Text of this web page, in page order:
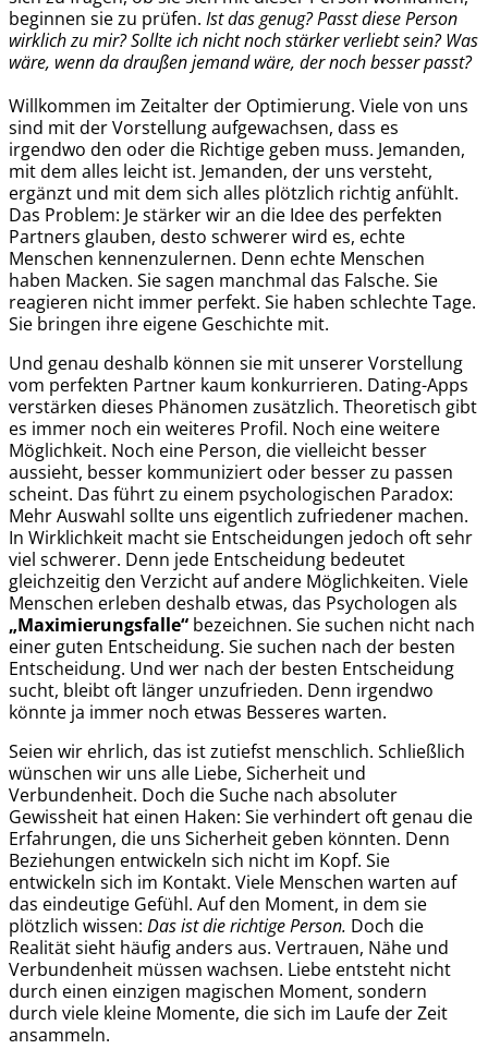
beginnen sie zu prüfen. Ist das genug? Passt diese Person
wirklich zu mir? Sollte ich nicht noch stärker verliebt sein? Was
wäre, wenn da draußen jemand wäre, der noch besser passt?
Willkommen im Zeitalter der Optimierung. Viele von uns
sind mit der Vorstellung aufgewachsen, dass es
irgendwo den oder die Richtige geben muss. Jemanden,
mit dem alles leicht ist. Jemanden, der uns versteht,
ergänzt und mit dem sich alles plötzlich richtig anfühlt.
Das Problem: Je stärker wir an die Idee des perfekten
Partners glauben, desto schwerer wird es, echte
Menschen kennenzulernen. Denn echte Menschen
haben Macken. Sie sagen manchmal das Falsche. Sie
reagieren nicht immer perfekt. Sie haben schlechte Tage.
Sie bringen ihre eigene Geschichte mit.
Und genau deshalb können sie mit unserer Vorstellung
vom perfekten Partner kaum konkurrieren. Dating-Apps
verstärken dieses Phänomen zusätzlich. Theoretisch gibt
es immer noch ein weiteres Profil. Noch eine weitere
Möglichkeit. Noch eine Person, die vielleicht besser
aussieht, besser kommuniziert oder besser zu passen
scheint. Das führt zu einem psychologischen Paradox:
Mehr Auswahl sollte uns eigentlich zufriedener machen.
In Wirklichkeit macht sie Entscheidungen jedoch oft sehr
viel schwerer. Denn jede Entscheidung bedeutet
gleichzeitig den Verzicht auf andere Möglichkeiten. Viele
Menschen erleben deshalb etwas, das Psychologen als
„Maximierungsfalle“ bezeichnen. Sie suchen nicht nach
einer guten Entscheidung. Sie suchen nach der besten
Entscheidung. Und wer nach der besten Entscheidung
sucht, bleibt oft länger unzufrieden. Denn irgendwo
könnte ja immer noch etwas Besseres warten.
Seien wir ehrlich, das ist zutiefst menschlich. Schließlich
wünschen wir uns alle Liebe, Sicherheit und
Verbundenheit. Doch die Suche nach absoluter
Gewissheit hat einen Haken: Sie verhindert oft genau die
Erfahrungen, die uns Sicherheit geben könnten. Denn
Beziehungen entwickeln sich nicht im Kopf. Sie
entwickeln sich im Kontakt. Viele Menschen warten auf
das eindeutige Gefühl. Auf den Moment, in dem sie
plötzlich wissen: Das ist die richtige Person. Doch die
Realität sieht häufig anders aus. Vertrauen, Nähe und
Verbundenheit müssen wachsen. Liebe entsteht nicht
durch einen einzigen magischen Moment, sondern
durch viele kleine Momente, die sich im Laufe der Zeit
ansammeln.